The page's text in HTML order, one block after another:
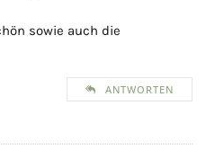
sowie auch die
ANTWORTEN